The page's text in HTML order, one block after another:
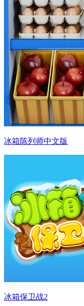
冰箱陈列师中文版
冰箱保卫战2